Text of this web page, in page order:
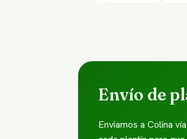
Envío de
Enviamos a Colina